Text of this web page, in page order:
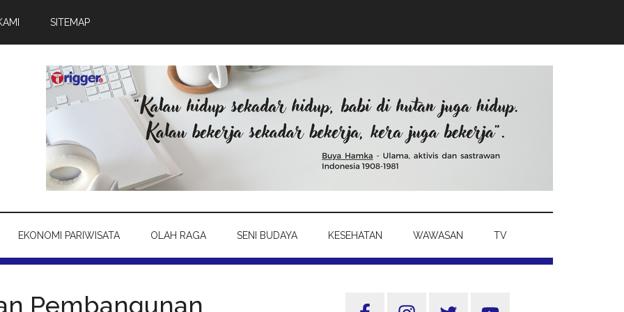
SITEMAP
EKONOMI PARIWISATA OLAH RAGA SENI BUDAYA KESEHATAN WAWASAN TV
Pembangunan
Sidebar